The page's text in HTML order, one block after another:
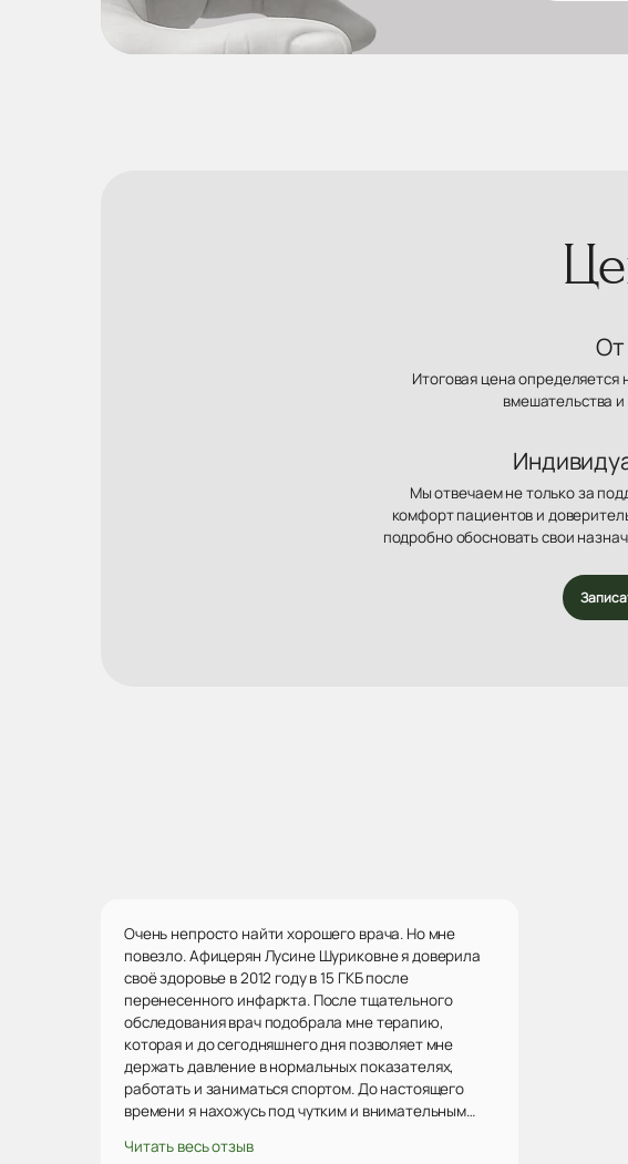
От
Итоговая цена определяется
вмешательства
Мы отвечаем не только за
комфорт пациентов и
подробно обосновать свои
Очень непросто найти хорошего врача. Но мне
повезло. Афицерян Лусине Шуриковне я доверила
своё здоровье в 2012 году в 15 ГКБ после
перенесенного инфаркта. После тщательного
обследования врач подобрала мне терапию,
которая и до сегодняшнего дня позволяет мне
держать давление в нормальных показателях,
работать и заниматься спортом. До настоящего
времени я нахожусь под чутким и внимательным
которая умеет слушать, слышать, чётко и
Читать весь отзыв